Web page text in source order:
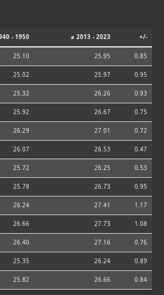
- 1950 ⌀ 2013 - 2023 +/-
25.10 25.95 0.85
25.02 25.97 0.95
25.32 26.26 0.93
25.92 26.67 0.75
26.29 27.01 0.72
26.07 26.53 0.47
25.72 26.25 0.53
25.78 26.73 0.95
26.24 27.41 1.17
26.66 27.73 1.08
26.40 27.16 0.76
25.35 26.24 0.89
25.82 26.66 0.84